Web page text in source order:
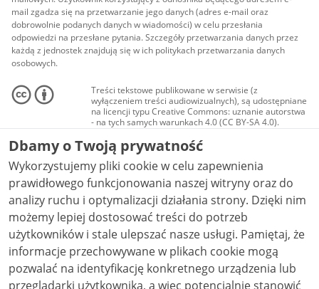
mail zgadza się na przetwarzanie jego danych (adres e-mail oraz
dobrowolnie podanych danych w wiadomości) w celu przesłania
odpowiedzi na przesłane pytania. Szczegóły przetwarzania danych przez
każdą z jednostek znajdują się w ich politykach przetwarzania danych
osobowych.
Treści tekstowe publikowane w serwisie (z
wyłączeniem treści audiowizualnych), są udostępniane
na licencji typu Creative Commons: uznanie autorstwa
- na tych samych warunkach 4.0 (CC BY-SA 4.0).
Materiały audiowizualne, w tym zdjęcia, materiały
audio i wideo, są udostępniane na licencji typu
Creative Commons: uznanie autorstwa użycie
niekomercyjne - bez utworów zależnych 4.0 (CC BY-
NC-ND 4.0), o ile nie jest to stwierdzone inaczej.
Dbamy o Twoją prywatność
Wykorzystujemy pliki cookie w celu zapewnienia
prawidłowego funkcjonowania naszej witryny oraz do
analizy ruchu i optymalizacji działania strony. Dzięki nim
możemy lepiej dostosować treści do potrzeb
użytkowników i stale ulepszać nasze usługi. Pamiętaj, że
informacje przechowywane w plikach cookie mogą
pozwalać na identyfikację konkretnego urządzenia lub
przeglądarki użytkownika, a więc potencjalnie stanowić